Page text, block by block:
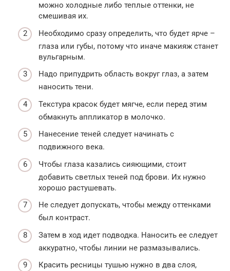
можно холодные либо теплые оттенки, не
смешивая их.
Необходимо сразу определить, что будет ярче –
глаза или губы, потому что иначе макияж станет
вульгарным.
Надо припудрить область вокруг глаз, а затем
наносить тени.
Текстура красок будет мягче, если перед этим
обмакнуть аппликатор в молочко.
Нанесение теней следует начинать с
подвижного века.
Чтобы глаза казались сияющими, стоит
добавить светлых теней под брови. Их нужно
хорошо растушевать.
Не следует допускать, чтобы между оттенками
был контраст.
Затем в ход идет подводка. Наносить ее следует
аккуратно, чтобы линии не размазывались.
Красить ресницы тушью нужно в два слоя,